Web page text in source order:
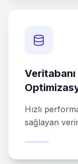
Veritabanı
Hızlı
sağlayan